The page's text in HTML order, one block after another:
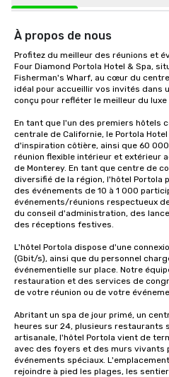
À propos de nous
Profitez du meilleur des réunions et
Four Diamond Portola Hotel & Spa,
Fisherman's Wharf, au cœur du
idéal pour accueillir vos invités dans
conçu pour refléter le meilleur du
En tant que l'un des premiers hôtels
centrale de Californie, le Portola
d'inspiration côtière, ainsi que 60
réunion flexible intérieur et extérieur
de Monterey. En tant que centre de
diversifié de la région, l'hôtel Portola
des événements de 10 à 1 000
événements/réunions respectueux
du conseil d'administration, des
des réceptions festives.
L'hôtel Portola dispose d'une
(Gbit/s), ainsi que du personnel
événementielle sur place. Notre
restauration et des services de
de votre réunion ou de votre
Abritant un spa de jour primé, un
heures sur 24, plusieurs restaurants
artisanale, l'hôtel Portola vient de
avec des foyers et des murs vivants
événements spéciaux.
rejoindre à pied les plages, les